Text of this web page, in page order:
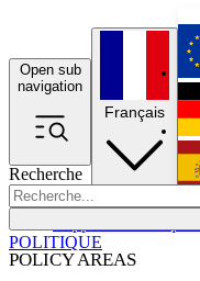
Open sub
navigation
Recherche
POLICY AREAS
Français
POLITIQUE